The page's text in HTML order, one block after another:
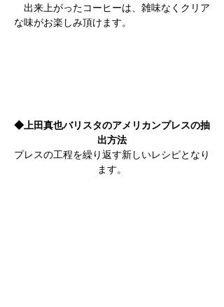
出来上がったコーヒーは、雑味なくクリア
な味がお楽しみ頂けます。
◆上田真也バリスタのアメリカンプレスの抽
出方法
プレスの工程を繰り返す新しいレシピとなり
ます。